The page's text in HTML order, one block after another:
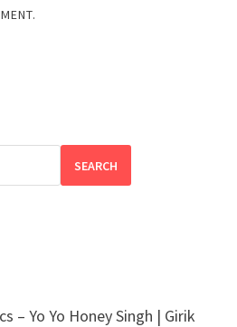
SEARCH
– Yo Yo Honey Singh | Girik